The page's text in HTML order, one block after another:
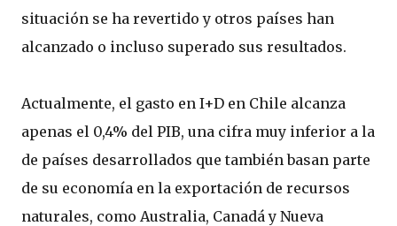
situación se ha revertido y otros países han
alcanzado o incluso superado sus resultados.
Actualmente, el gasto en I+D en Chile alcanza
apenas el 0,4% del PIB, una cifra muy inferior a la
de países desarrollados que también basan parte
de su economía en la exportación de recursos
naturales, como Australia, Canadá y Nueva